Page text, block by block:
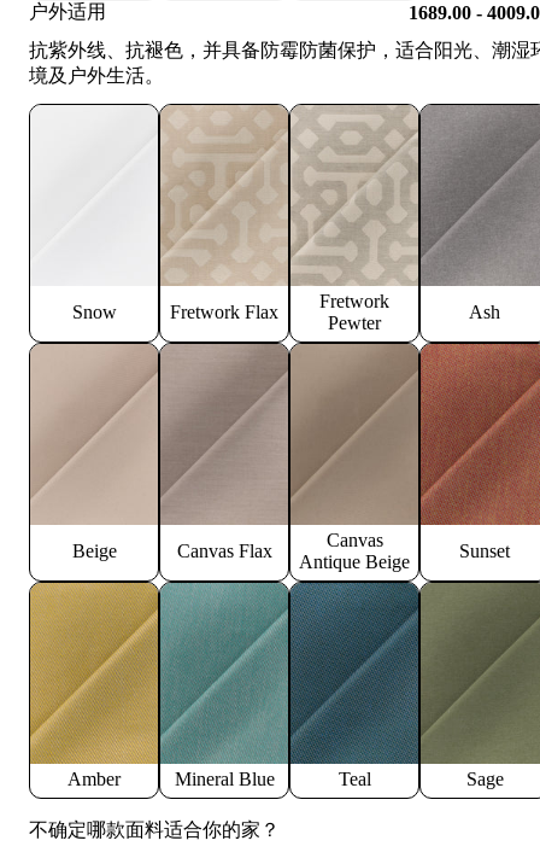
户外适用
1689.00 -
抗紫外线、抗褪色，并具备防霉防菌保护，适合阳光、潮湿
境及户外生活。
Snow Fretwork Flax
Fretwork
Pewter
Ash
Beige Canvas Flax
Canvas
Antique Beige
Sunset
Amber Mineral Blue Teal Sage
不确定哪款面料适合你的家？